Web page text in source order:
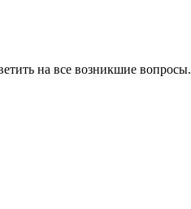
на все возникшие вопросы.